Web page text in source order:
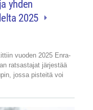
yhden
2025
vuoden 2025 Enra-
ratsastajat järjestää
jossa pisteitä voi